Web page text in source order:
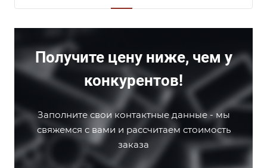
Получите цену ниже, чем у
конкурентов!
Заполните свои контактные данные - мы
свяжемся с вами и рассчитаем стоимость
заказа